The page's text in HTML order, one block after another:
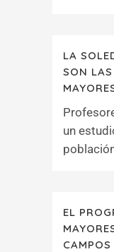
LA
SON
un
EL
CAMPOS